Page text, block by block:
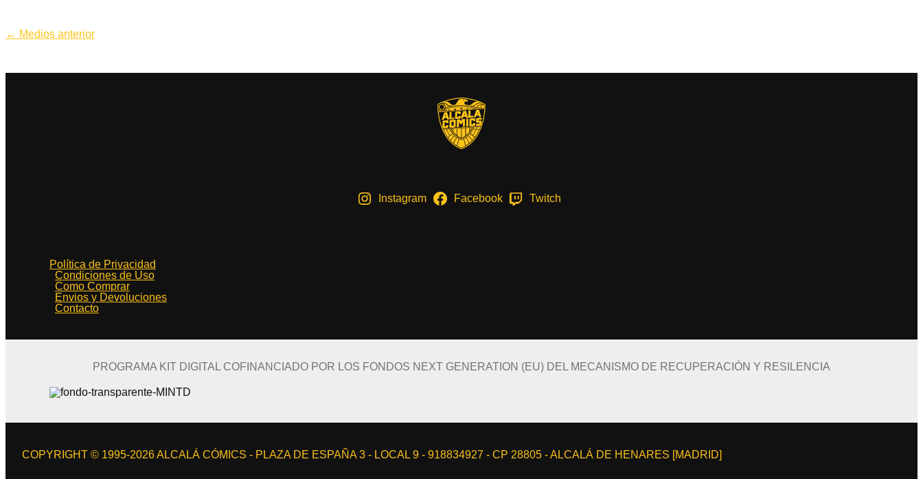
Navegación
← Medios anterior
Instagram Facebook Twitch
Política de Privacidad
Condiciones de Uso
Como Comprar
Envios y Devoluciones
Contacto
PROGRAMA KIT DIGITAL COFINANCIADO POR LOS FONDOS NEXT GENERATION (EU) DEL MECANISMO DE RECUPERACIÓN Y RESILENCIA
COPYRIGHT © 1995-2026 ALCALÁ CÓMICS - PLAZA DE ESPAÑA 3 - LOCAL 9 - 918834927 - CP 28805 - ALCALÁ DE HENARES [MADRID]